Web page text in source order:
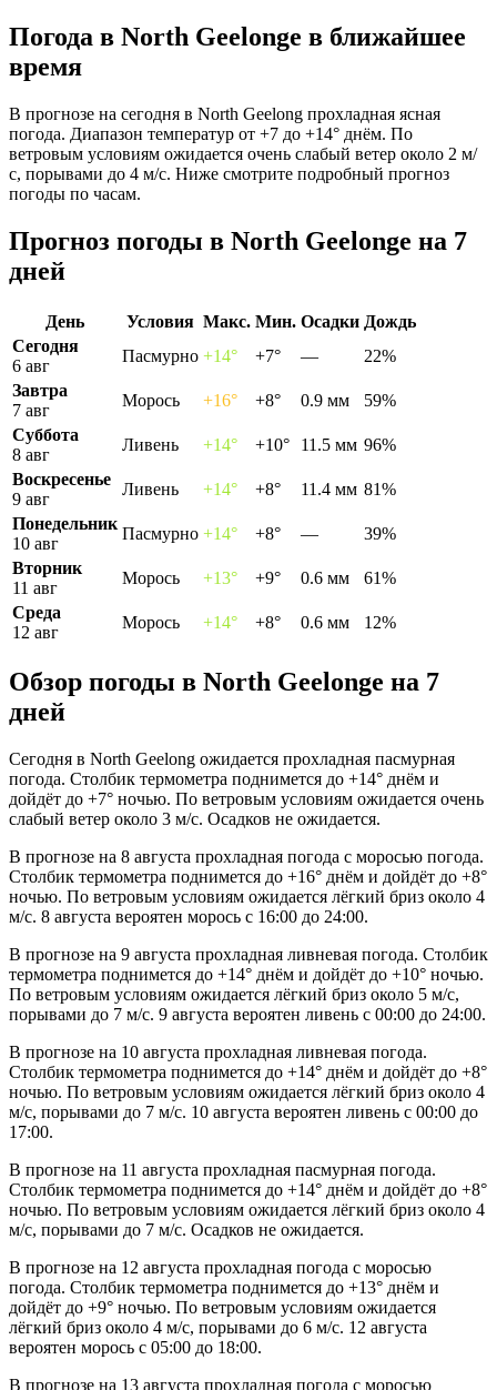
Погода в North Geelongе в ближайшее
время
В прогнозе на сегодня в North Geelong прохладная ясная
погода. Диапазон температур от +7 до +14° днём. По
ветровым условиям ожидается очень слабый ветер около 2 м/
с, порывами до 4 м/с. Ниже смотрите подробный прогноз
погоды по часам.
Прогноз погоды в North Geelongе на 7
дней
День Условия Макс. Мин. Осадки Дождь
Сегодня
6 авг
Пасмурно +14° +7° —
22%
Завтра
7 авг
Морось +16° +8° 0.9 мм
59%
Суббота
8 авг
Ливень +14° +10° 11.5 мм 96%
Воскресенье
9 авг
Ливень +14° +8° 11.4 мм 81%
Понедельник
10 авг
Пасмурно +14° +8° —
39%
Вторник
11 авг
Морось +13° +9° 0.6 мм
61%
Среда
12 авг
Морось +14° +8° 0.6 мм 12%
Обзор погоды в North Geelongе на 7
дней
Сегодня в North Geelong ожидается прохладная пасмурная
погода. Столбик термометра поднимется до +14° днём и
дойдёт до +7° ночью. По ветровым условиям ожидается очень
слабый ветер около 3 м/с. Осадков не ожидается.
В прогнозе на 8 августа прохладная погода с моросью погода.
Столбик термометра поднимется до +16° днём и дойдёт до +8°
ночью. По ветровым условиям ожидается лёгкий бриз около 4
м/с. 8 августа вероятен морось с 16:00 до 24:00.
В прогнозе на 9 августа прохладная ливневая погода. Столбик
термометра поднимется до +14° днём и дойдёт до +10° ночью.
По ветровым условиям ожидается лёгкий бриз около 5 м/с,
порывами до 7 м/с. 9 августа вероятен ливень с 00:00 до 24:00.
В прогнозе на 10 августа прохладная ливневая погода.
Столбик термометра поднимется до +14° днём и дойдёт до +8°
ночью. По ветровым условиям ожидается лёгкий бриз около 4
м/с, порывами до 7 м/с. 10 августа вероятен ливень с 00:00 до
17:00.
В прогнозе на 11 августа прохладная пасмурная погода.
Столбик термометра поднимется до +14° днём и дойдёт до +8°
ночью. По ветровым условиям ожидается лёгкий бриз около 4
м/с, порывами до 7 м/с. Осадков не ожидается.
В прогнозе на 12 августа прохладная погода с моросью
погода. Столбик термометра поднимется до +13° днём и
дойдёт до +9° ночью. По ветровым условиям ожидается
лёгкий бриз около 4 м/с, порывами до 6 м/с. 12 августа
вероятен морось с 05:00 до 18:00.
В прогнозе на 13 августа прохладная погода с моросью